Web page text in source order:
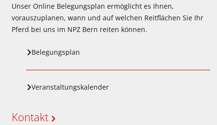
Unser Online Belegungsplan ermöglicht es Ihnen,
vorauszuplanen, wann und auf welchen Reitflächen Sie Ihr
Pferd bei uns im NPZ Bern reiten können.
Belegungsplan
Veranstaltungskalender
Kontakt